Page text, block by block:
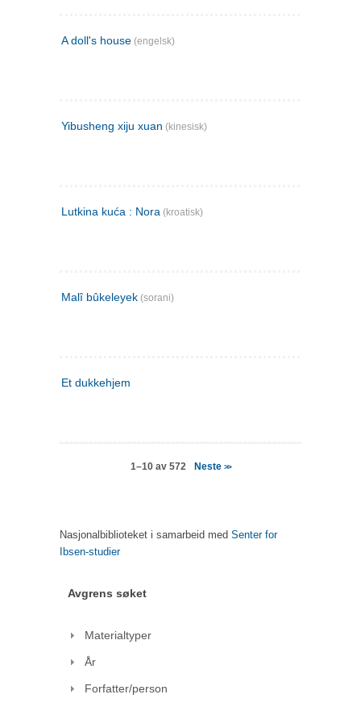
A doll's house (engelsk)
Yibusheng xiju xuan (kinesisk)
Lutkina kuća : Nora (kroatisk)
Malî bûkeleyek (sorani)
Et dukkehjem
1–10 av 572 Neste >>
Nasjonalbiblioteket i samarbeid med Senter for
Ibsen-studier
Avgrens søket
Materialtyper
År
Forfatter/person